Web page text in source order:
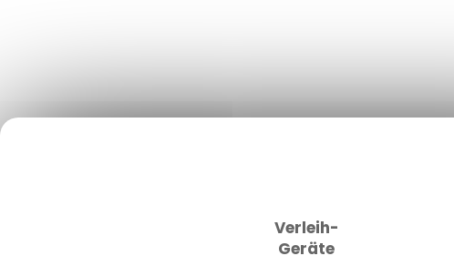
Verleih-
Geräte